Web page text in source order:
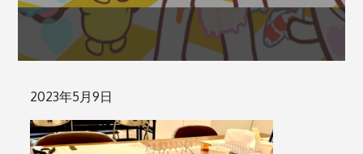
Posted
on
2023年5月9日